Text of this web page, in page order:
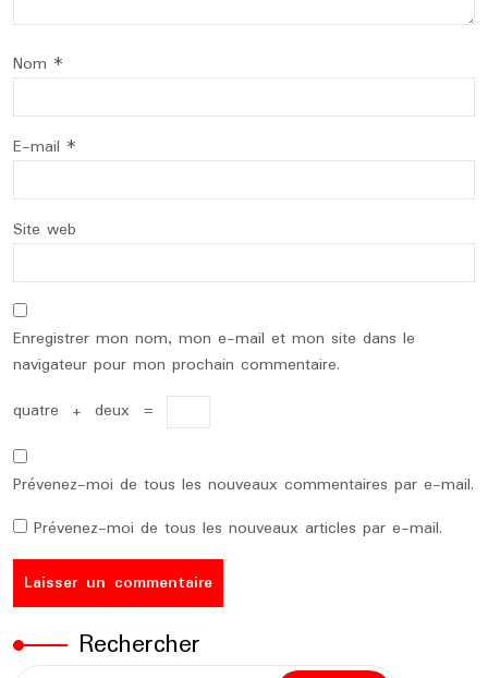
Nom *
E-mail *
Site web
Enregistrer mon nom, mon e-mail et mon site dans le
navigateur pour mon prochain commentaire.
quatre + deux =
Prévenez-moi de tous les nouveaux commentaires par e-mail.
Prévenez-moi de tous les nouveaux articles par e-mail.
Rechercher